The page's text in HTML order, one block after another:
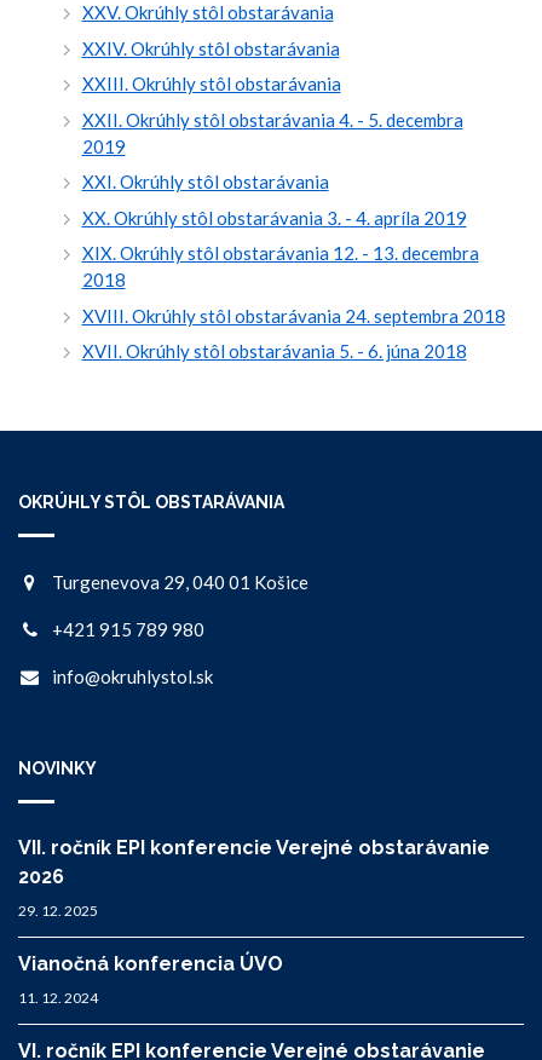
XXV. Okrúhly stôl obstarávania
XXIV. Okrúhly stôl obstarávania
XXIII. Okrúhly stôl obstarávania
XXII. Okrúhly stôl obstarávania 4. - 5. decembra
2019
XXI. Okrúhly stôl obstarávania
XX. Okrúhly stôl obstarávania 3. - 4. apríla 2019
XIX. Okrúhly stôl obstarávania 12. - 13. decembra
2018
XVIII. Okrúhly stôl obstarávania 24. septembra 2018
XVII. Okrúhly stôl obstarávania 5. - 6. júna 2018
OKRÚHLY STÔL OBSTARÁVANIA
Turgenevova 29, 040 01 Košice
+421 915 789 980
info@okruhlystol.sk
NOVINKY
VII. ročník EPI konferencie Verejné obstarávanie
2026
29. 12. 2025
Vianočná konferencia ÚVO
11. 12. 2024
VI. ročník EPI konferencie Verejné obstarávanie